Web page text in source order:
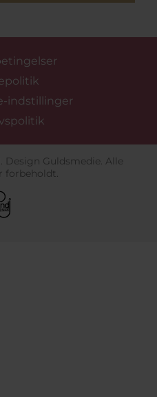
indstillinger
Guldsmedie. Alle
forbeholdt.